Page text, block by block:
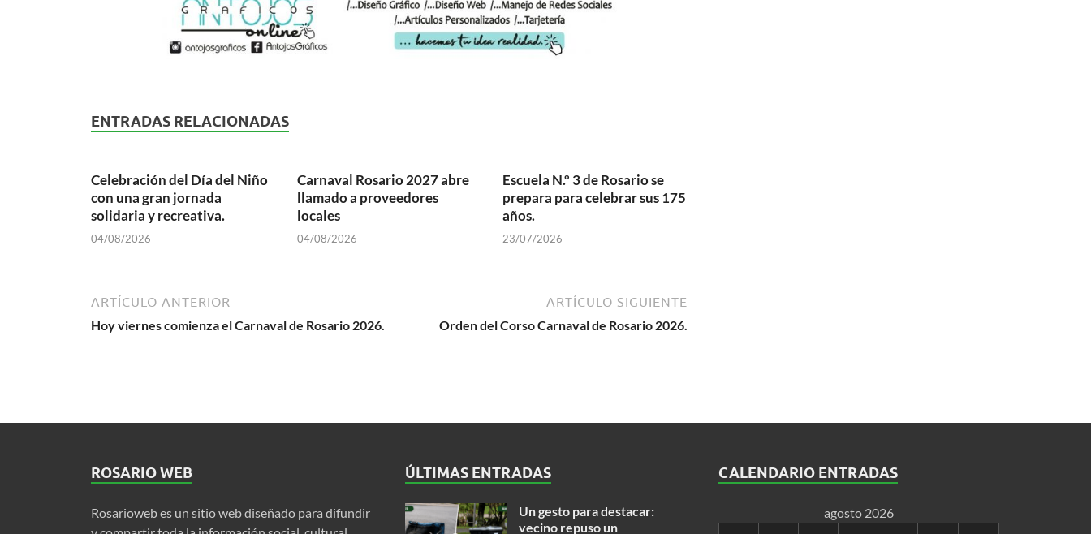
ENTRADAS RELACIONADAS
Celebración del Día del Niño
con una gran jornada
solidaria y recreativa.
04/08/2026
Carnaval Rosario 2027 abre
llamado a proveedores
locales
04/08/2026
Escuela N.º 3 de Rosario se
prepara para celebrar sus 175
años.
23/07/2026
ARTÍCULO ANTERIOR
Hoy viernes comienza el Carnaval de Rosario 2026.
ARTÍCULO SIGUIENTE
Orden del Corso Carnaval de Rosario 2026.
ROSARIO WEB
Rosarioweb es un sitio web diseñado para difundir
ÚLTIMAS ENTRADAS
Un gesto para destacar:
vecino repuso un
CALENDARIO ENTRADAS
agosto 2026